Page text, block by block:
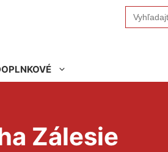
Search
for:
Zálesie